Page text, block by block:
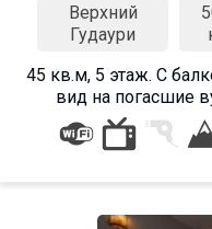
Верхний
Гудаури
45 кв.м, 5 этаж. С
вид на погасшие